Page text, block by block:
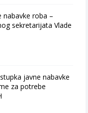
nabavke roba –
sekretarijata Vlade
javne nabavke
za potrebe